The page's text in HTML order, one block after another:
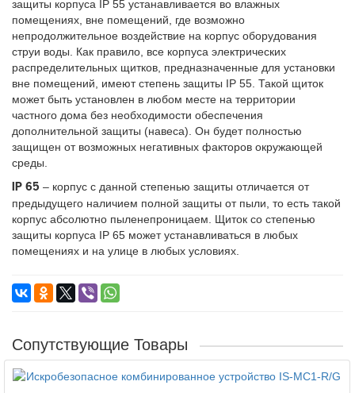
защиты корпуса IP 55 устанавливается во влажных
помещениях, вне помещений, где возможно
непродолжительное воздействие на корпус оборудования
струи воды. Как правило, все корпуса электрических
распределительных щитков, предназначенные для установки
вне помещений, имеют степень защиты IP 55. Такой щиток
может быть установлен в любом месте на территории
частного дома без необходимости обеспечения
дополнительной защиты (навеса). Он будет полностью
защищен от возможных негативных факторов окружающей
среды.
IP 65 – корпус с данной степенью защиты отличается от
предыдущего наличием полной защиты от пыли, то есть такой
корпус абсолютно пыленепроницаем. Щиток со степенью
защиты корпуса IP 65 может устанавливаться в любых
помещениях и на улице в любых условиях.
Сопутствующие Товары